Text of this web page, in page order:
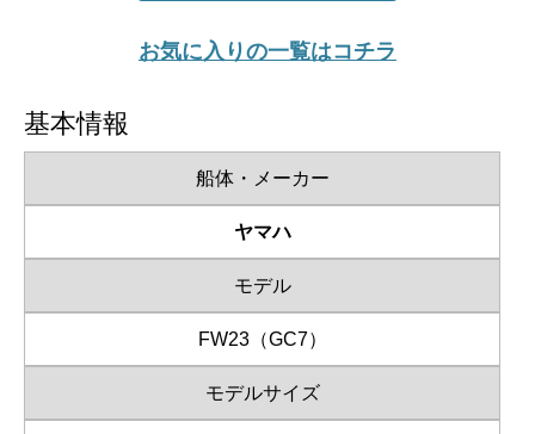
お気に入りの一覧はコチラ
基本情報
船体・メーカー
ヤマハ
モデル
FW23（GC7）
モデルサイズ